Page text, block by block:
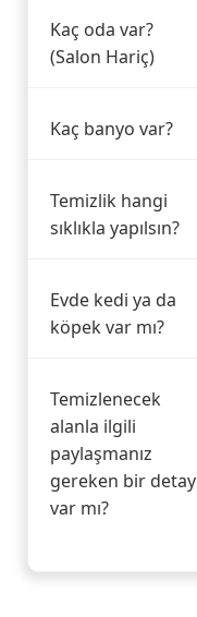
Kaç oda var?
(Salon Hariç)
Kaç banyo var?
Temizlik hangi
sıklıkla yapılsın?
Evde kedi ya da
köpek var mı?
Temizlenecek
alanla ilgili
paylaşmanız
gereken bir detay
var mı?